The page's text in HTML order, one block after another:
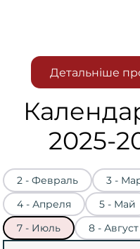
Детальніше
2025-
2 - Февраль
3 -
4 - Апреля
5 - Май
7 - Июль
8 - Август